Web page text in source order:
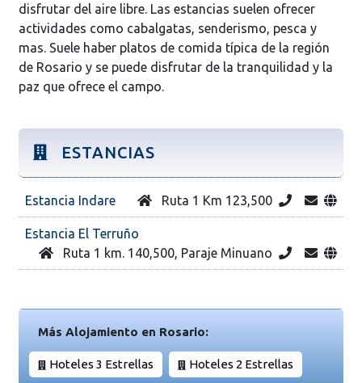
disfrutar del aire libre. Las estancias suelen ofrecer
actividades como cabalgatas, senderismo, pesca y
mas. Suele haber platos de comida típica de la región
de Rosario y se puede disfrutar de la tranquilidad y la
paz que ofrece el campo.
ESTANCIAS
Estancia Indare Ruta 1 Km 123,500
Estancia El Terruño
Ruta 1 km. 140,500, Paraje Minuano
Más Alojamiento en Rosario:
Hoteles 3 Estrellas Hoteles 2 Estrellas